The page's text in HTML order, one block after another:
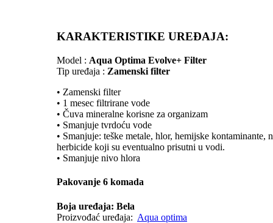
KARAKTERISTIKE UREĐAJA:
Model : Aqua Optima Evolve+ Filter
Tip uređaja : Zamenski filter
• Zamenski filter
• 1 mesec filtrirane vode
• Čuva mineralne korisne za organizam
• Smanjuje tvrdoću vode
• Smanjuje: teške metale, hlor, hemijske kontaminante,
herbicide koji su eventualno prisutni u vodi.
• Smanjuje nivo hlora
Pakovanje 6 komada
Boja uređaja: Bela
Proizvođać uređaja: Aqua optima